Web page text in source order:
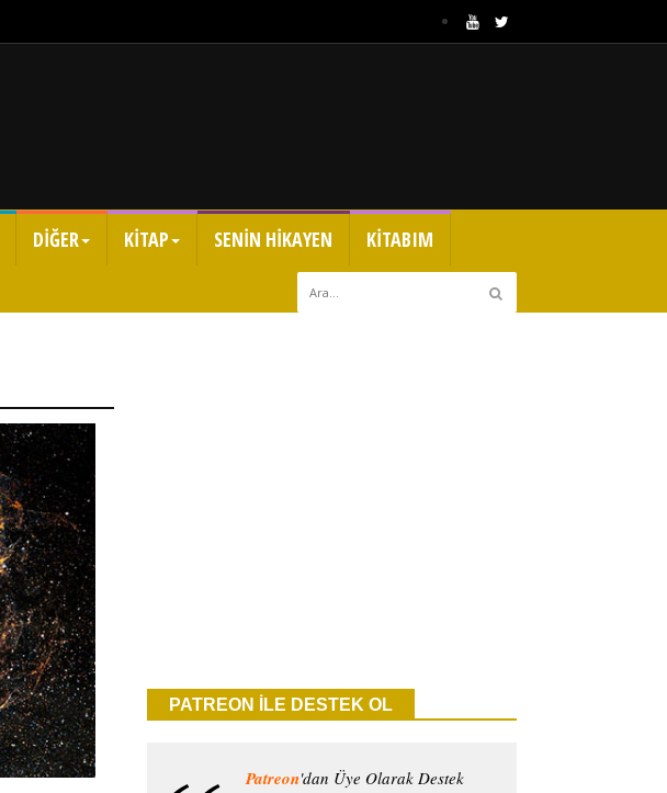
DİĞER KİTAP SENİN HİKAYEN KİTABIM
PATREON İLE DESTEK OL
Patreon'dan Üye Olarak Destek